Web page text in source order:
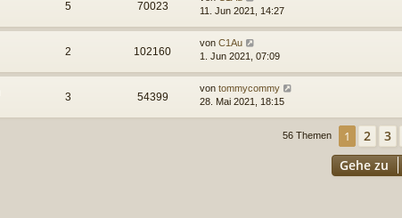
5 70023
11. Jun 2021, 14:27
2 102160
von C1Au
1. Jun 2021, 07:09
3 54399
von tommycommy
28. Mai 2021, 18:15
56 Themen 1 2 3
Gehe zu